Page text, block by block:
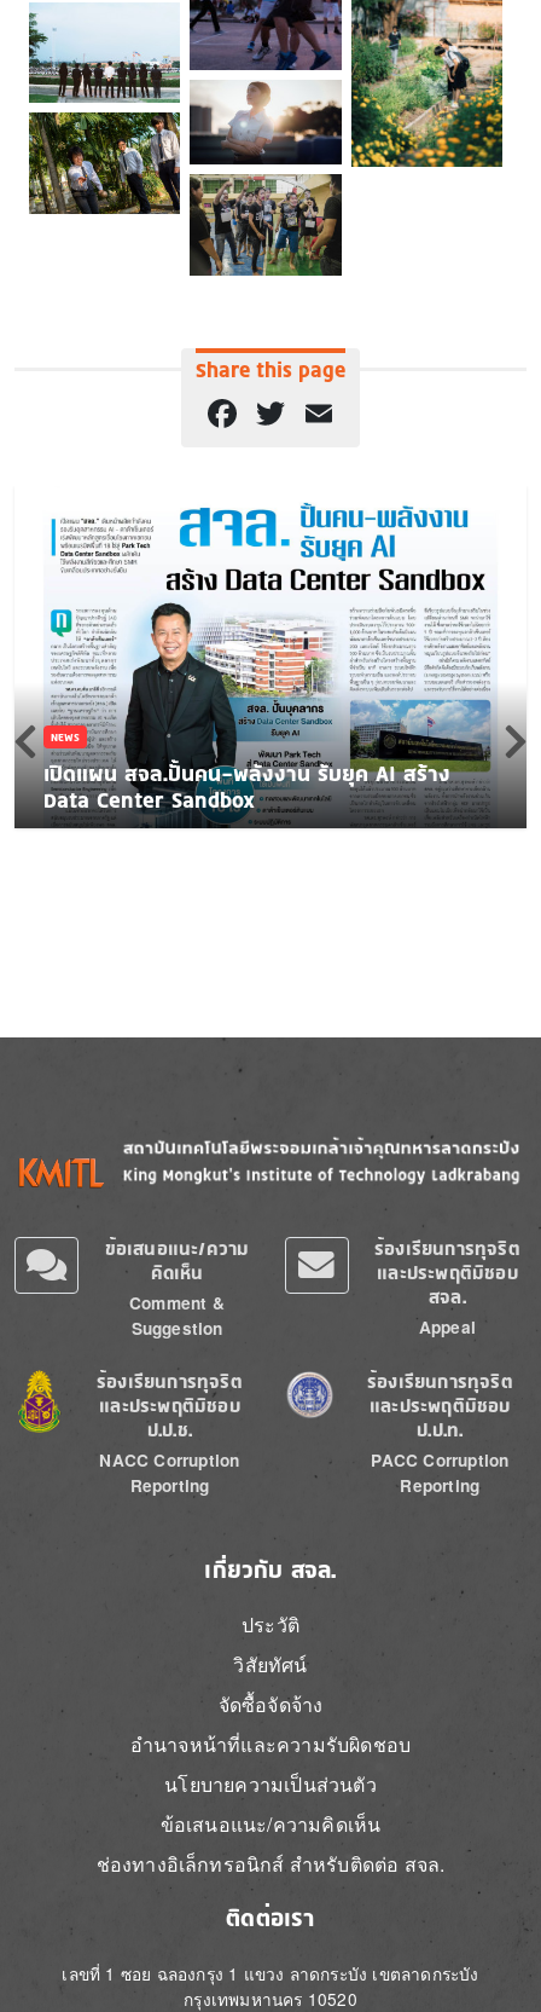
Share this page
Facebook
Twitter
NEWS
เปิดแผน สจล.ปั้นคน-พลังงาน รับยุค AI สร้าง
Data Center Sandbox
Image
ข้อเสนอแนะ/ความ
คิดเห็น
Comment &
Suggestion
ร้องเรียนการทุจริต
และประพฤติมิชอบ
สจล.
Appeal
Image
ร้องเรียนการทุจริต
และประพฤติมิชอบ
ป.ป.ช.
NACC Corruption
Reporting
Image
ร้องเรียนการทุจริต
และประพฤติมิชอบ
ป.ป.ท.
PACC Corruption
Reporting
เกี่ยวกับ สจล.
ประวัติ
วิสัยทัศน์
จัดซื้อจัดจ้าง
อำนาจหน้าที่และความรับผิดชอบ
นโยบายความเป็นส่วนตัว
ข้อเสนอแนะ/ความคิดเห็น
ช่องทางอิเล็กทรอนิกส์ สำหรับติดต่อ สจล.
ติดต่อเรา
เลขที่ 1 ซอย ฉลองกรุง 1 แขวง ลาดกระบัง เขตลาดกระบัง
กรุงเทพมหานคร 10520